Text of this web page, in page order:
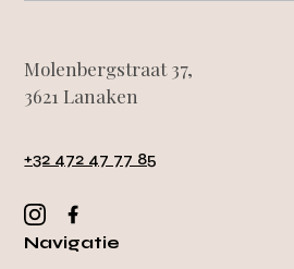
Molenbergstraat 37,
3621 Lanaken
+32 472 47 77 85
Navigatie